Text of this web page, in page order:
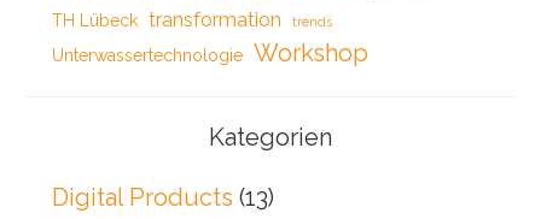
TH Lübeck transformation trends
Unterwassertechnologie Workshop
Kategorien
Digital Products (13)